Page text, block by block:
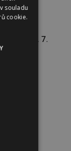
7. – 26. 7.
souladu
cookie.